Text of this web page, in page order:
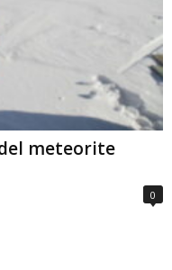
meteorite
0